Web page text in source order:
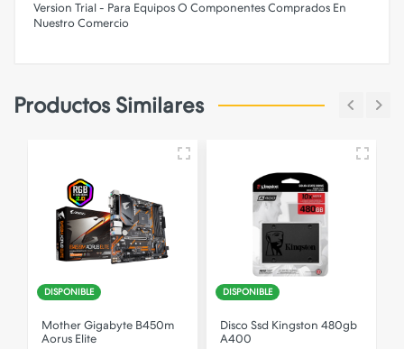
Version Trial - Para Equipos O Componentes Comprados En
Nuestro Comercio
Productos Similares
DISPONIBLE
Mother Gigabyte B450m
Aorus Elite
DISPONIBLE
Disco Ssd Kingston 480gb
A400